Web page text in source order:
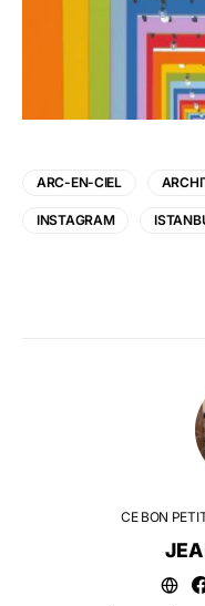
ARC-EN-CIEL
INSTAGRAM
CE BON